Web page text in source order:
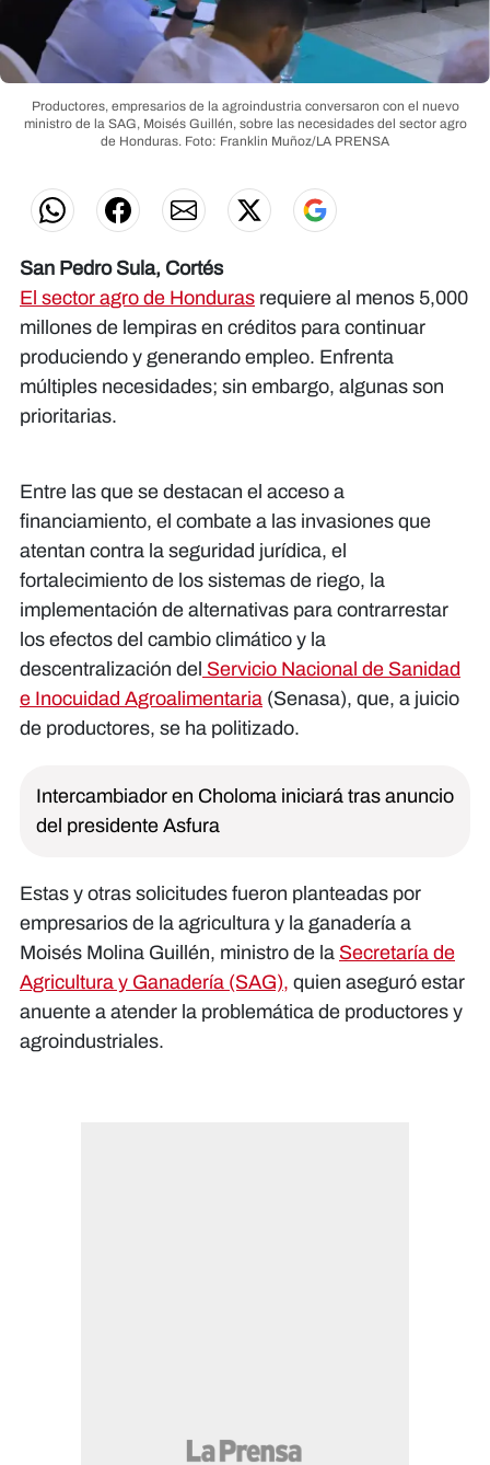
Productores, empresarios de la agroindustria conversaron con el nuevo
ministro de la SAG, Moisés Guillén, sobre las necesidades del sector agro
de Honduras. Foto: Franklin Muñoz/LA PRENSA
San Pedro Sula, Cortés
El sector agro de Honduras requiere al menos 5,000
millones de lempiras en créditos para continuar
produciendo y generando empleo. Enfrenta
múltiples necesidades; sin embargo, algunas son
prioritarias.
Entre las que se destacan el acceso a
financiamiento, el combate a las invasiones que
atentan contra la seguridad jurídica, el
fortalecimiento de los sistemas de riego, la
implementación de alternativas para contrarrestar
los efectos del cambio climático y la
descentralización del Servicio Nacional de Sanidad
e Inocuidad Agroalimentaria (Senasa), que, a juicio
de productores, se ha politizado.
Intercambiador en Choloma iniciará tras anuncio
del presidente Asfura
Estas y otras solicitudes fueron planteadas por
empresarios de la agricultura y la ganadería a
Moisés Molina Guillén, ministro de la Secretaría de
Agricultura y Ganadería (SAG), quien aseguró estar
anuente a atender la problemática de productores y
agroindustriales.